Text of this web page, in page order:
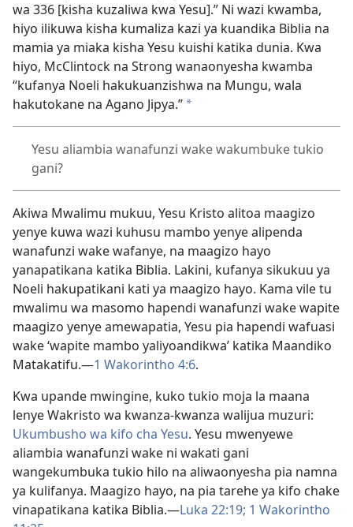
wa 336 [kisha kuzaliwa kwa Yesu].” Ni wazi kwamba,
hiyo ilikuwa kisha kumaliza kazi ya kuandika Biblia na
mamia ya miaka kisha Yesu kuishi katika dunia. Kwa
hiyo, McClintock na Strong wanaonyesha kwamba
“kufanya Noeli hakukuanzishwa na Mungu, wala
hakutokane na Agano Jipya.” *
Yesu aliambia wanafunzi wake wakumbuke tukio
gani?
Akiwa Mwalimu mukuu, Yesu Kristo alitoa maagizo
yenye kuwa wazi kuhusu mambo yenye alipenda
wanafunzi wake wafanye, na maagizo hayo
yanapatikana katika Biblia. Lakini, kufanya sikukuu ya
Noeli hakupatikani kati ya maagizo hayo. Kama vile tu
mwalimu wa masomo hapendi wanafunzi wake wapite
maagizo yenye amewapatia, Yesu pia hapendi wafuasi
wake ‘wapite mambo yaliyoandikwa’ katika Maandiko
Matakatifu.​—1 Wakorintho 4:6.
Kwa upande mwingine, kuko tukio moja la maana
lenye Wakristo wa kwanza-kwanza walijua muzuri:
Ukumbusho wa kifo cha Yesu. Yesu mwenyewe
aliambia wanafunzi wake ni wakati gani
wangekumbuka tukio hilo na aliwaonyesha pia namna
ya kulifanya. Maagizo hayo, na pia tarehe ya kifo chake
vinapatikana katika Biblia.​—Luka 22:19; 1 Wakorintho